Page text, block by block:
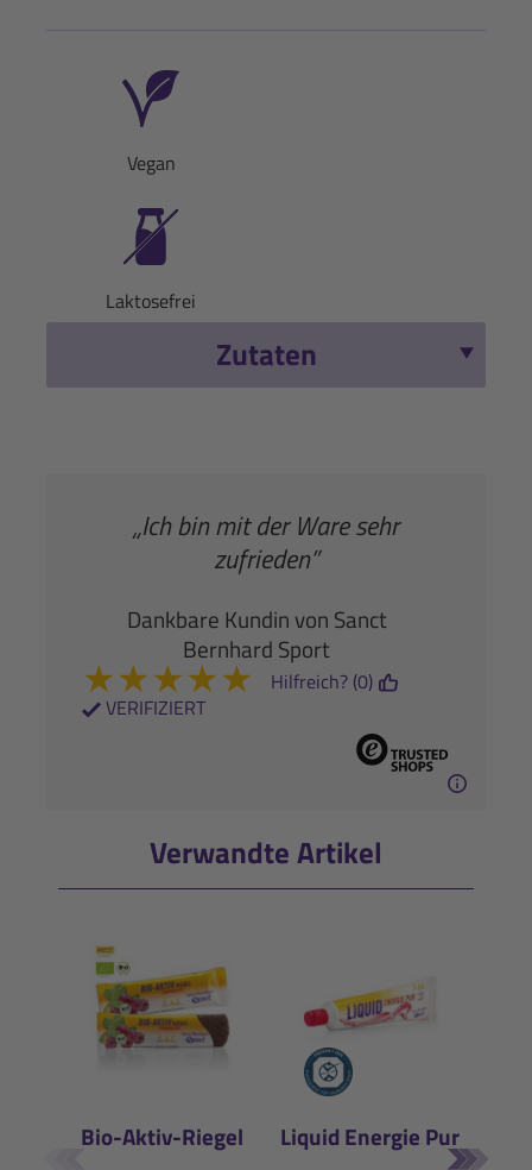
Vegan
Laktosefrei
Zutaten
„Ich bin mit der Ware sehr
zufrieden”
Dankbare Kundin von Sanct
Bernhard Sport
★★★★★
VERIFIZIERT
Hilfreich? (0)
Verwandte Artikel
Bio-Aktiv-Riegel Liquid Energie Pur